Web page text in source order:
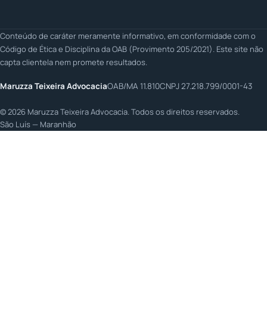
Conteúdo de caráter meramente informativo, em conformidade com o
Código de Ética e Disciplina da OAB (Provimento 205/2021). Este site não
capta clientela nem promete resultados.
Maruzza Teixeira AdvocaciaOAB/MA 11.810CNPJ 27.218.799/0001-43
©2026 Maruzza Teixeira Advocacia. Todos os direitos reservados.
São Luís — Maranhão